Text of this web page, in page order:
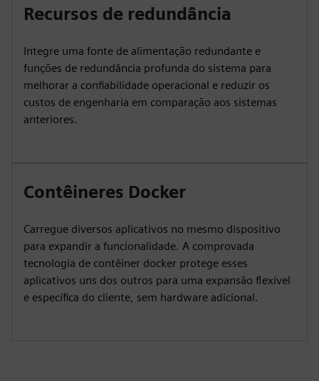
Recursos de redundância
Integre uma fonte de alimentação redundante e
funções de redundância profunda do sistema para
melhorar a confiabilidade operacional e reduzir os
custos de engenharia em comparação aos sistemas
anteriores.
Contêineres Docker
Carregue diversos aplicativos no mesmo dispositivo
para expandir a funcionalidade. A comprovada
tecnologia de contêiner docker protege esses
aplicativos uns dos outros para uma expansão flexível
e específica do cliente, sem hardware adicional.